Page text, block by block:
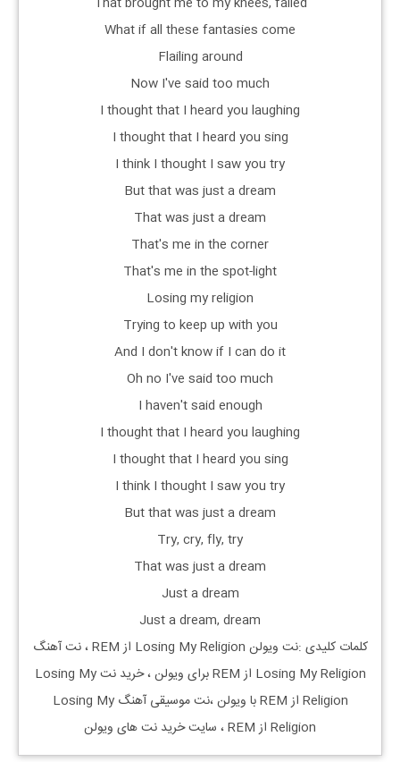
What if all these fantasies come
Flailing around
Now I've said too much
I thought that I heard you laughing
I thought that I heard you sing
I think I thought I saw you try
But that was just a dream
That was just a dream
That's me in the corner
That's me in the spot-light
Losing my religion
Trying to keep up with you
And I don't know if I can do it
Oh no I've said too much
I haven't said enough
I thought that I heard you laughing
I thought that I heard you sing
I think I thought I saw you try
But that was just a dream
Try, cry, fly, try
That was just a dream
Just a dream
Just a dream, dream
کلمات کلیدی :نت ویولن Losing My Religion از REM ، نت آهنگ
Losing My Religion از REM برای ویولن ، خرید نت Losing My
Religion از REM با ویولن ،نت موسیقی آهنگ Losing My
Religion از REM ، سایت خرید نت های ویولن